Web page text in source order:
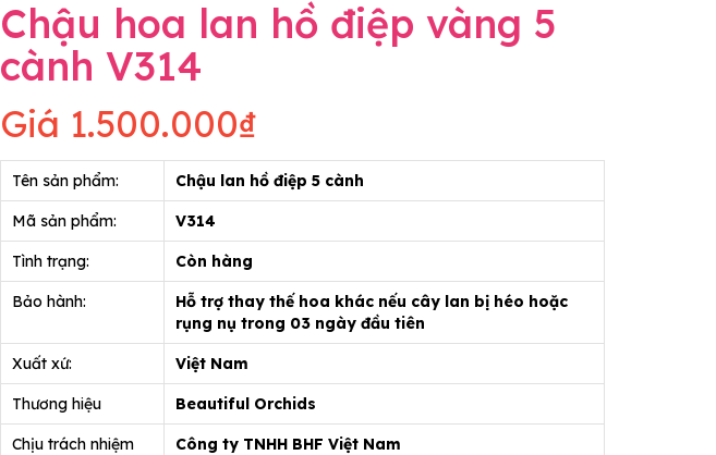
Chậu hoa lan hồ điệp vàng 5
cành V314
Giá 1.500.000₫
Tên sản phẩm: Chậu lan hồ điệp 5 cành
Mã sản phẩm: V314
Tình trạng: Còn hàng
Bảo hành:
Hỗ trợ thay thế hoa khác nếu cây lan bị héo hoặc
rụng nụ trong 03 ngày đầu tiên
Xuất xứ: Việt Nam
Thương hiệu Beautiful Orchids
Chịu trách nhiệm
Công ty TNHH BHF Việt Nam